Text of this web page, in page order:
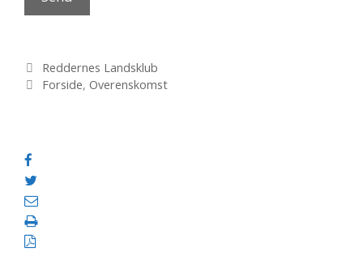
Kategorier
Reddernes Landsklub
Tags
Forside, Overenskomst